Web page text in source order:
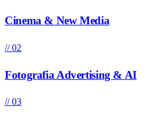
Cinema & New Media
// 02
Fotografia Advertising & AI
// 03